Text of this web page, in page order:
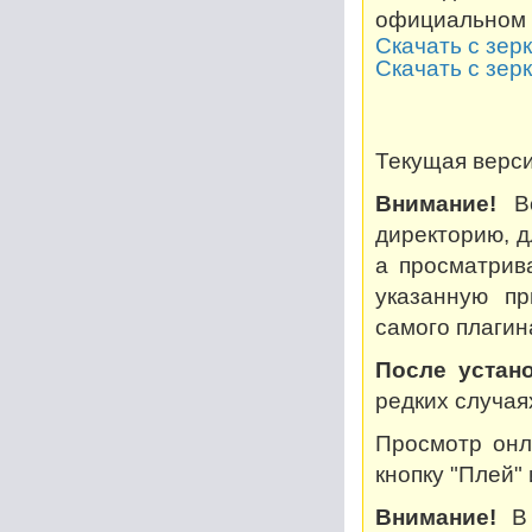
официальном
Скачать с
Скачать с
Текущая
Внимание!
директорию,
а
указанную
самого
После
редких
Просмотр
кнопку
Внимание! В